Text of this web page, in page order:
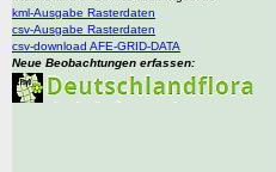
kml-Ausgabe Rasterdaten
csv-Ausgabe Rasterdaten
csv-download AFE-GRID-DATA
Neue Beobachtungen erfassen: